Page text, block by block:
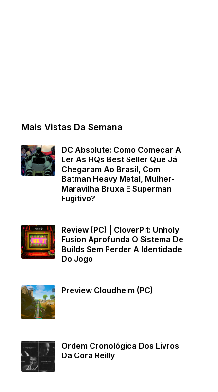
Mais Vistas Da Semana
DC Absolute: Como Começar A
Ler As HQs Best Seller Que Já
Chegaram Ao Brasil, Com
Batman Heavy Metal, Mulher-
Maravilha Bruxa E Superman
Fugitivo?
Review (PC) | CloverPit: Unholy
Fusion Aprofunda O Sistema De
Builds Sem Perder A Identidade
Do Jogo
Preview Cloudheim (PC)
Ordem Cronológica Dos Livros
Da Cora Reilly